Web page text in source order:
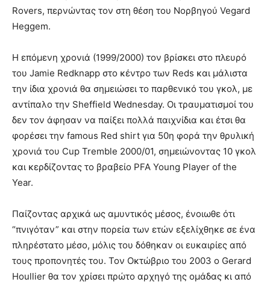
Rovers, περνώντας τον στη θέση του Νορβηγού Vegard
Heggem.
Η επόμενη χρονιά (1999/2000) τον βρίσκει στο πλευρό
του Jamie Redknapp στο κέντρο των Reds και μάλιστα
την ίδια χρονιά θα σημειώσει το παρθενικό του γκολ, με
αντίπαλο την Sheffield Wednesday. Οι τραυματισμοί του
δεν τον άφησαν να παίξει πολλά παιχνίδια και έτσι θα
φορέσει την famous Red shirt για 50η φορά την θρυλική
χρονιά του Cup Tremble 2000/01, σημειώνοντας 10 γκολ
και κερδίζοντας το βραβείο PFA Young Player of the
Year.
Παίζοντας αρχικά ως αμυντικός μέσος, ένοιωθε ότι
“πνιγόταν” και στην πορεία των ετών εξελίχθηκε σε ένα
πληρέστατο μέσο, μόλις του δόθηκαν οι ευκαιρίες από
τους προπονητές του. Τον Οκτώβριο του 2003 ο Gerard
Houllier θα τον χρίσει πρώτο αρχηγό της ομάδας κι από